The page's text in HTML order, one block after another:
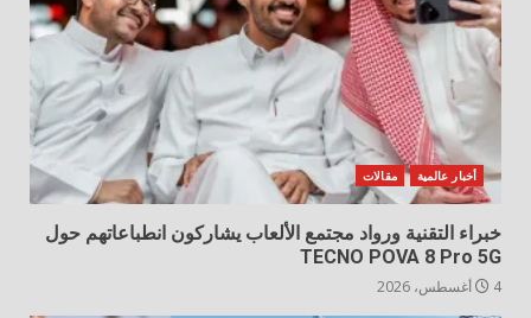
أخبار عالمية مقالات
خبراء التقنية ورواد مجتمع الألعاب يشاركون انطباعاتهم حول
TECNO POVA 8 Pro 5G
4 أغسطس، 2026